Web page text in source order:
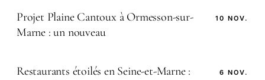
Projet Plaine Cantoux à Ormesson-sur-
Marne : un nouveau
10 NOV.
Restaurants étoilés en Seine-et-Marne :
6 NOV.